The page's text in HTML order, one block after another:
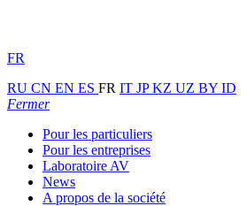
FR
RU CN EN ES FR IT JPKZ UZ BY ID
Fermer
Pour les particuliers
Pour les entreprises
Laboratoire AV
News
A propos de la société